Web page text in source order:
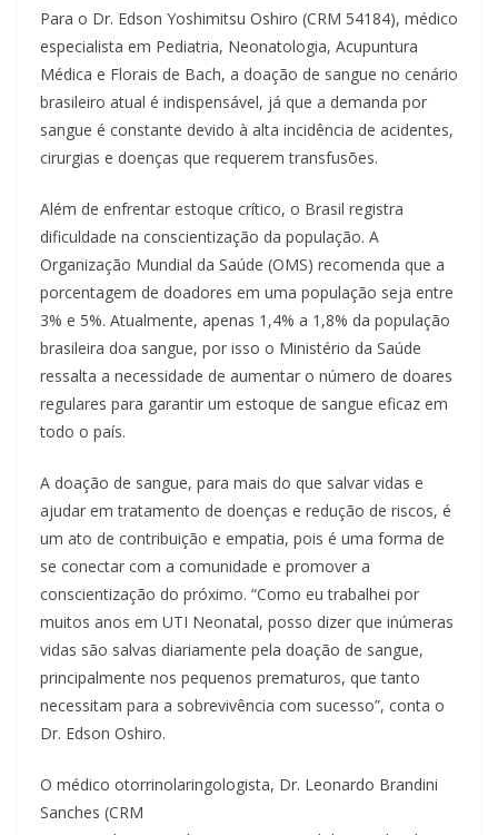
Para o Dr. Edson Yoshimitsu Oshiro (CRM 54184), médico
especialista em Pediatria, Neonatologia, Acupuntura
Médica e Florais de Bach, a doação de sangue no cenário
brasileiro atual é indispensável, já que a demanda por
sangue é constante devido à alta incidência de acidentes,
cirurgias e doenças que requerem transfusões.
Além de enfrentar estoque crítico, o Brasil registra
dificuldade na conscientização da população. A
Organização Mundial da Saúde (OMS) recomenda que a
porcentagem de doadores em uma população seja entre
3% e 5%. Atualmente, apenas 1,4% a 1,8% da população
brasileira doa sangue, por isso o Ministério da Saúde
ressalta a necessidade de aumentar o número de doares
regulares para garantir um estoque de sangue eficaz em
todo o país.
A doação de sangue, para mais do que salvar vidas e
ajudar em tratamento de doenças e redução de riscos, é
um ato de contribuição e empatia, pois é uma forma de
se conectar com a comunidade e promover a
conscientização do próximo. “Como eu trabalhei por
muitos anos em UTI Neonatal, posso dizer que inúmeras
vidas são salvas diariamente pela doação de sangue,
principalmente nos pequenos prematuros, que tanto
necessitam para a sobrevivência com sucesso”, conta o
Dr. Edson Oshiro.
O médico otorrinolaringologista, Dr. Leonardo Brandini
Sanches (CRM